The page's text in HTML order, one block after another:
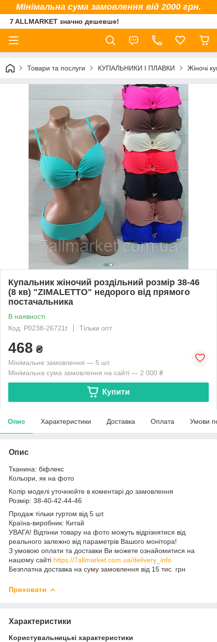
Мінімальна сума замовлення від 2000 грн.
7 ALLMARKET значно дешевше!
Товари та послуги КУПАЛЬНИКИ І ПЛАВКИ Жіночі
Купальник жіночий роздільний розмір 38-46
(8 кв) "ZIMALETTO" недорого від прямого
постачальника
В наявності
Код: P0238-26721t
Тільки опт
468 ₴
Мінімальне замовлення — 5 шт.
Мінімальна сума замовлення на сайті — 2 000 ₴
Купити
Опис Характеристики Доставка Оплата Умови
Опис
Тканина: біфлекс
Кольори, як на фото
Колір моделі уточнюйте в коментарі до замовлення
Розмір: 38-40-42-44-46
Продаж тільки гуртом від 5 шт.
Країна-виробник: Китай
УВАГА! Відтінки товару на фото можуть відрізнятися від
реального залежно від параметрів Вашого монітора!
З умовою оплати та доставки Ви можете ознайомитися на
нашому сайті https://7allmarket.com.ua/delivery_info
Безплатна доставка на суму замовлення від 15 тис. грн
Приховати
Характеристики
Користувальницькі характеристики